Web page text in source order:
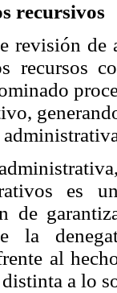
recursivos
revisión
recursos
es
de
la
al
distinta a lo